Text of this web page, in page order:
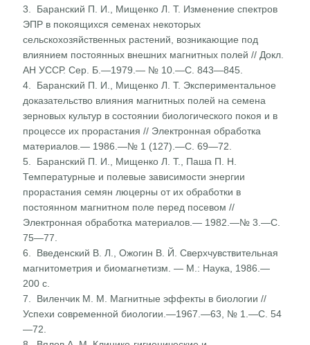
3. Баранский П. И., Мищенко Л. Т. Изменение спектров
ЭПР в покоящихся семенах некоторых
сельскохозяйственных растений, возникающие под
влиянием постоянных внешних магнитных полей // Докл.
АН УССР. Сер. Б.—1979.— № 10.—С. 843—845.
4. Баранский П. И., Мищенко Л. Т. Экспериментальное
доказательство влияния магнитных полей на семена
зерно­вых культур в состоянии биологического покоя и в
процессе их прорастания // Электронная обработка
материалов.— 1986.—№ 1 (127).—С. 69—72.
5. Баранский П. И., Мищенко Л. Т., Паша П. Н.
Температур­ные и полевые зависимости энергии
прорастания семян люцерны от их обработки в
постоянном магнитном поле перед посевом //
Электронная обработка материалов.— 1982.—№ 3.—С.
75—77.
6. Введенский В. Л., Ожогин В. Й. Сверхчувствительная
магнитометрия и биомагнетизм. — М.: Наука, 1986.—
200 с.
7. Виленчик М. М. Магнитные эффекты в биологии //
Успехи современной биологии.—1967.—63, № 1.—С. 54
—72.